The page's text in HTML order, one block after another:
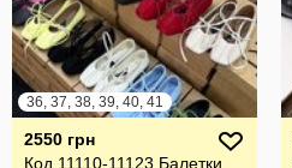
36, 37, 38, 39, 40, 41
2550 грн
Код 11110-11123 Балетки